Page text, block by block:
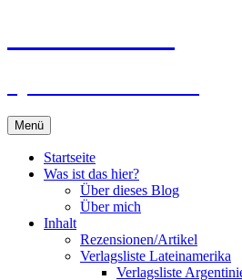
Menü
Startseite
Was ist das hier?
Über dieses Blog
Über mich
Inhalt
Rezensionen/Artikel
Verlagsliste Lateinamerika
Verlagsliste